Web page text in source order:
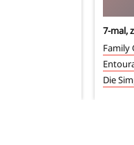
7-mal,
Family
Die